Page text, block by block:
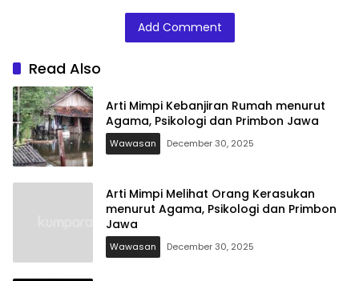
Add Comment
Read Also
Arti Mimpi Kebanjiran Rumah menurut
Agama, Psikologi dan Primbon Jawa
Wawasan December 30, 2025
Arti Mimpi Melihat Orang Kerasukan
menurut Agama, Psikologi dan Primbon
Jawa
Wawasan December 30, 2025